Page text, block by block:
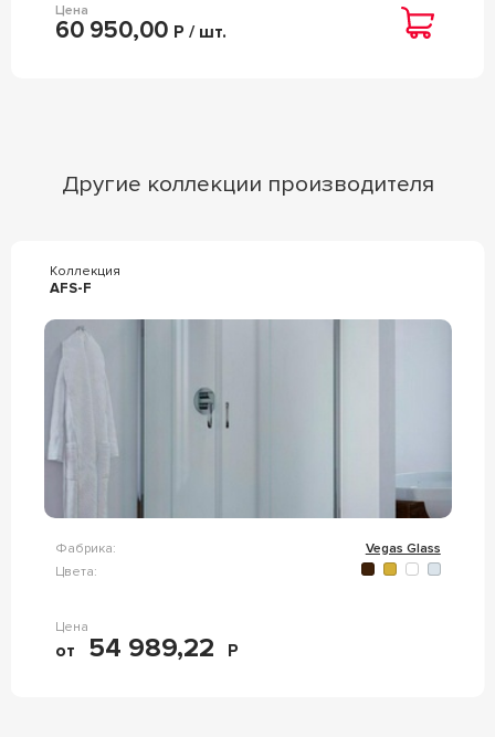
Цена
60 950,00 Р / шт.
Другие коллекции производителя
Коллекция
AFS-F
Фабрика:
Vegas Glass
Цвета:
Цена
от 54 989,22 Р